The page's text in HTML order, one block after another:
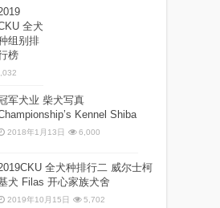
全犬
组别排
榜
军犬业 柴犬写真
Kennel Shiba
2018年1月13日 6,000
全犬种排行二 威尔士柯
犬 Filas 开心家族犬舍
2019年10月15日 5,702